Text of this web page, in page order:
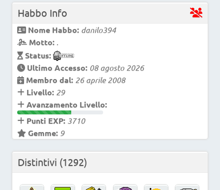
Habbo Info
Nome Habbo: danilo394
Motto: .
Status:
Ultimo Accesso: 08 agosto 2026
Membro dal: 26 aprile 2008
Livello: 29
Avanzamento Livello:
Punti EXP: 3710
Gemme: 9
Distintivi (1292)